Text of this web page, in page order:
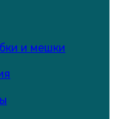
и мешки